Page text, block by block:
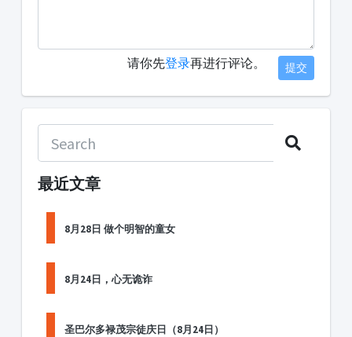
请你先登录再进行评论。 提交
最近文章
8月28日 做个明智的童女
8月24日，心无诡诈
圣巴尔多禄茂宗徒庆日（8月24日）